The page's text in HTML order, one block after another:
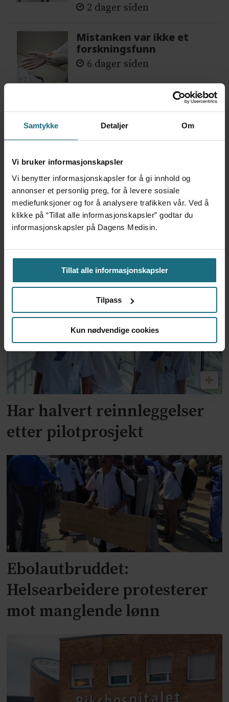
Samtykke Detaljer Om
Vi bruker informasjonskapsler
Vi benytter informasjonskapsler for å gi innhold og
annonser et personlig preg, for å levere sosiale
mediefunksjoner og for å analysere trafikken vår. Ved å
klikke på “Tillat alle informasjonskapsler” godtar du
informasjonskapsler på Dagens Medisin.
Tillat alle informasjonskapsler
Tilpass
Kun nødvendige cookies
2 dager siden
Mistanken var ikke et
forskningsfunn
6 dager siden
Ingen planer om å revidere
omdiskutert retningslinje –
nå må direktoratet se til
andre land
Har halvert reinnleggelser
etter pilotprosjekt
Ebolautbruddet:
Helsearbeidere protesterer
mot manglende lønn